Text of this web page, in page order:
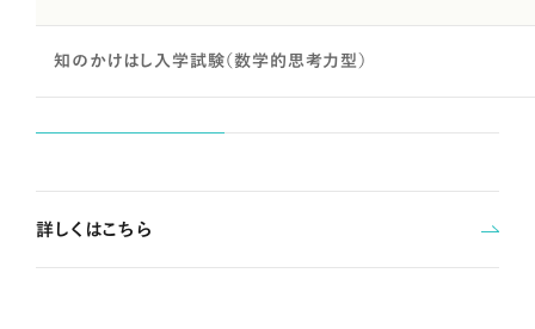
知のかけはし入学試験（数学的思考力型）
詳しくはこちら